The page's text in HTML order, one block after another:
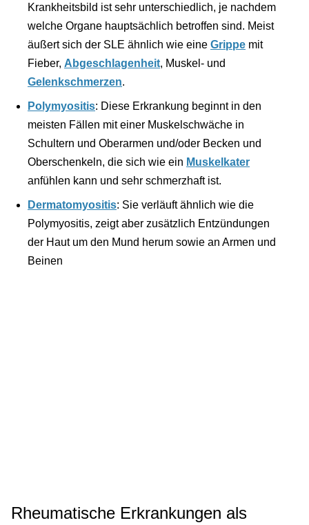
Krankheitsbild ist sehr unterschiedlich, je nachdem
welche Organe hauptsächlich betroffen sind. Meist
äußert sich der SLE ähnlich wie eine Grippe mit
Fieber, Abgeschlagenheit, Muskel- und
Gelenkschmerzen.
Polymyositis: Diese Erkrankung beginnt in den
meisten Fällen mit einer Muskelschwäche in
Schultern und Oberarmen und/oder Becken und
Oberschenkeln, die sich wie ein Muskelkater
anfühlen kann und sehr schmerzhaft ist.
Dermatomyositis: Sie verläuft ähnlich wie die
Polymyositis, zeigt aber zusätzlich Entzündungen
der Haut um den Mund herum sowie an Armen und
Beinen
Rheumatische Erkrankungen als